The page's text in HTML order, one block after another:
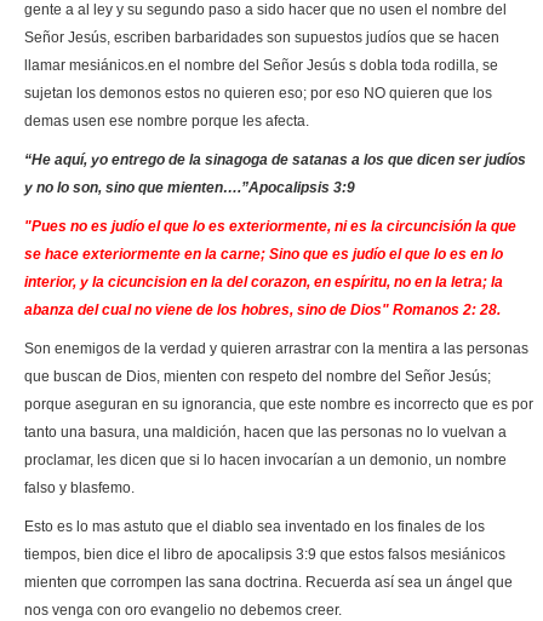
gente a al ley y su segundo paso a sido hacer que no usen el nombre del
Señor Jesús, escriben barbaridades son supuestos judíos que se hacen
llamar mesiánicos.en el nombre del Señor Jesús s dobla toda rodilla, se
sujetan los demonos estos no quieren eso; por eso NO quieren que los
demas usen ese nombre porque les afecta.
“He aquí, yo entrego de la sinagoga de satanas a los que dicen ser judíos
y no lo son, sino que mienten….”Apocalipsis 3:9
"Pues no es judío el que lo es exteriormente, ni es la circuncisión la que
se hace exteriormente en la carne; Sino que es judío el que lo es en lo
interior, y la cicuncision en la del corazon, en espíritu, no en la letra; la
abanza del cual no viene de los hobres, sino de Dios" Romanos 2: 28.
Son enemigos de la verdad y quieren arrastrar con la mentira a las personas
que buscan de Dios, mienten con respeto del nombre del Señor Jesús;
porque aseguran en su ignorancia, que este nombre es incorrecto que es por
tanto una basura, una maldición, hacen que las personas no lo vuelvan a
proclamar, les dicen que si lo hacen invocarían a un demonio, un nombre
falso y blasfemo.
Esto es lo mas astuto que el diablo sea inventado en los finales de los
tiempos, bien dice el libro de apocalipsis 3:9 que estos falsos mesiánicos
mienten que corrompen las sana doctrina. Recuerda así sea un ángel que
nos venga con oro evangelio no debemos creer.